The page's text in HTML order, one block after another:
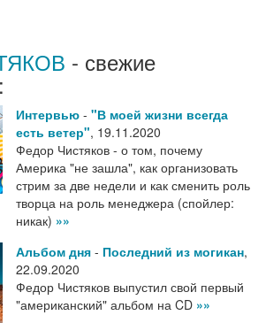
- свежие
Интервью - "В моей жизни всегда
есть ветер", 19.11.2020
Федор Чистяков - о том, почему
Америка "не зашла", как организовать
стрим за две недели и как сменить роль
творца на роль менеджера (спойлер:
никак) »»
Альбом дня - Последний из могикан,
22.09.2020
Федор Чистяков выпустил свой первый
"американский" альбом на CD »»